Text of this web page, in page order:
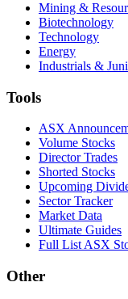
Mining &
Biotechnology
Technology
Energy
Industrials &
Tools
ASX
Volume Stocks
Director Trades
Shorted Stocks
Upcoming
Sector Tracker
Market Data
Ultimate Guides
Full List ASX
Other